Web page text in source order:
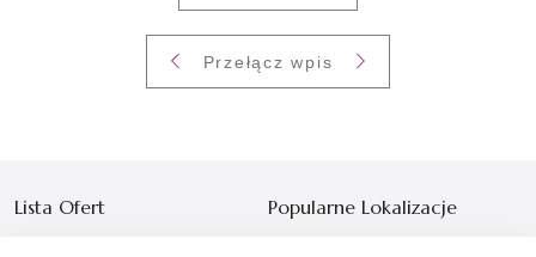
Przełącz wpis
Lista Ofert Popularne Lokalizacje